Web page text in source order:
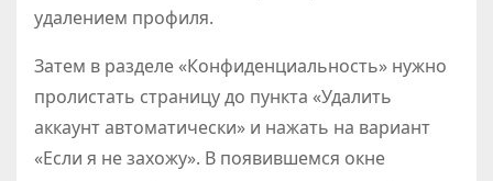
удалением профиля.
Затем в разделе «Конфиденциальность» нужно
пролистать страницу до пункта «Удалить
аккаунт автоматически» и нажать на вариант
«Если я не захожу». В появившемся окне